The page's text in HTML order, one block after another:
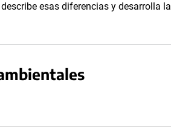
esas diferencias y desarrolla la